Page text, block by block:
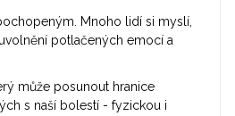
Mnoho lidí si myslí,
potlačených emocí a
může posunout hranice
s naší bolestí - fyzickou i